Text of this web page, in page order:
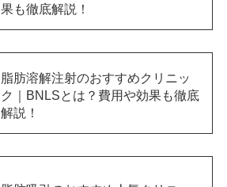
果も徹底解説！
脂肪溶解注射のおすすめクリニッ
ク｜BNLSとは？費用や効果も徹底
解説！